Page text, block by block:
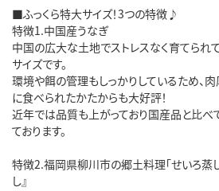
■ふっくら特大サイズ！3つの特徴♪
特徴1.中国産うなぎ
中国の広大な土地でストレスなく育てら
サイズです。
環境や餌の管理もしっかりしているため、
に食べられたかたからも大好評！
近年では品質も上がっており国産品と比べ
ております。
特徴2.福岡県柳川市の郷土料理「せいろ蒸
し』